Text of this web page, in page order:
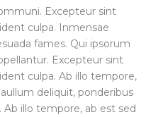
Excepteur sint
culpa. Inmensae
fames. Qui ipsorum
Excepteur sint
culpa. Ab illo tempore,
deliquit, ponderibus
illo tempore, ab est sed